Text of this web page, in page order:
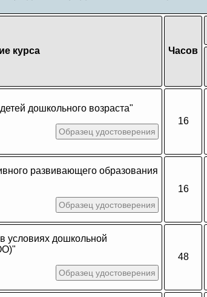
курса Часов
дошкольного возраста"
Образец удостоверения
16
развивающего образования
Образец удостоверения
16
условиях дошкольной
Образец удостоверения
48